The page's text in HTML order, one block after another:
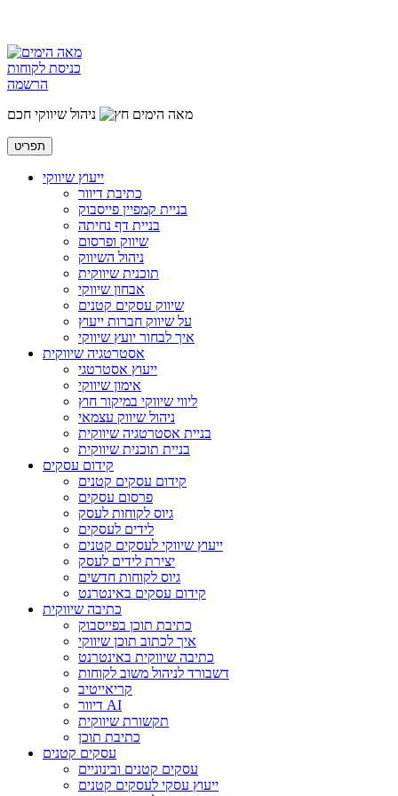
כניסת לקוחות
הרשמה
מאה הימים
ניהול שיווקי חכם
תפריט
ייעוץ שיווקי
כתיבת דיוור
בניית קמפיין פייסבוק
בניית דף נחיתה
שיווק ופרסום
ניהול השיווק
תוכנית שיווקית
אבחון שיווקי
שיווק עסקים קטנים
על שיווק חברות ייעוץ
איך לבחור יועץ שיווקי
אסטרטגיה שיווקית
ייעוץ אסטרטגי
אימון שיווקי
ליווי שיווקי במיקור חוץ
ניהול שיווק עצמאי
בניית אסטרטגיה שיווקית
בניית תוכנית שיווקית
קידום עסקים
קידום עסקים קטנים
פרסום עסקים
גיוס לקוחות לעסק
לידים לעסקים
ייעוץ שיווקי לעסקים קטנים
יצירת לידים לעסק
גיוס לקוחות חדשים
קידום עסקים באינטרנט
כתיבה שיווקית
כתיבת תוכן בפייסבוק
איך לכתוב תוכן שיווקי
כתיבה שיווקית באינטרנט
דשבורד לניהול משוב לקוחות
קריאייטיב
דיוור AI
תקשורת שיווקית
כתיבת תוכן
עסקים קטנים
עסקים קטנים ובינוניים
ייעוץ עסקי לעסקים קטנים